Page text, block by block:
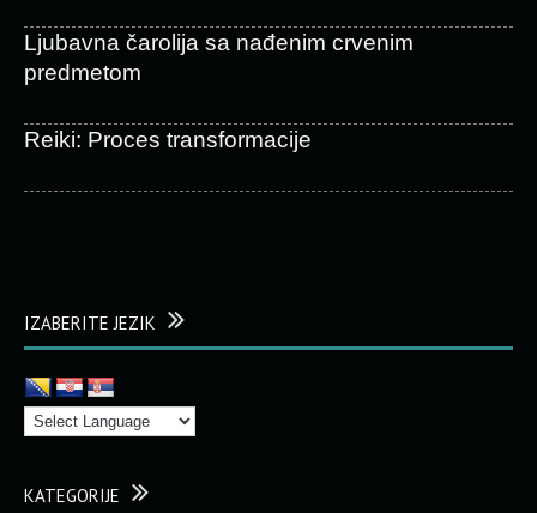
Ljubavna čarolija sa nađenim crvenim
predmetom
Reiki: Proces transformacije
IZABERITE JEZIK
KATEGORIJE